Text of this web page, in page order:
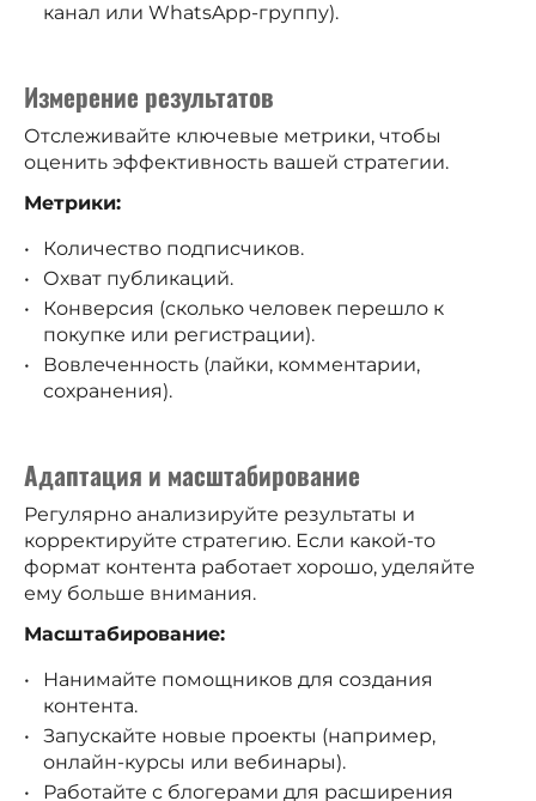
канал или WhatsApp-группу).
Измерение результатов
Отслеживайте ключевые метрики, чтобы
оценить эффективность вашей стратегии.
Метрики:
Количество подписчиков.
Охват публикаций.
Конверсия (сколько человек перешло к
покупке или регистрации).
Вовлеченность (лайки, комментарии,
сохранения).
Адаптация и масштабирование
Регулярно анализируйте результаты и
корректируйте стратегию. Если какой-то
формат контента работает хорошо, уделяйте
ему больше внимания.
Масштабирование:
Нанимайте помощников для создания
контента.
Запускайте новые проекты (например,
онлайн-курсы или вебинары).
Работайте с блогерами для расширения